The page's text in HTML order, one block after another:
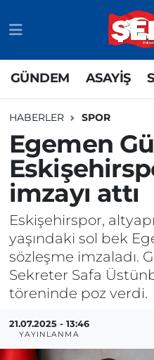
GÜNDEM ASAYİŞ
HABERLER SPOR
Egemen
imzayı attı
Eskişehirspor,
yaşındaki sol bek
sözleşme imzaladı.
Sekreter Safa
töreninde poz verdi.
21.07.2025 - 13:46
YAYINLANMA
SPOR
EKONOMİ
SİYASET
RESMİ İLAN
SİYASET
SPOR
EKONOMİ
EĞİTİM
SAĞLIK
TEKNOLOJİ
BÖLGE
Odunpazarı
Odunpazarı Hava
Odunpazarı Trafik
TFF 3.Lig 4.Grup
Tüm Manşetler
Son Dakika
Haber Arşivi